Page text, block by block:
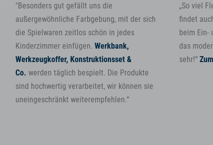
"Besonders gut gefällt uns die
außergewöhnliche Farbgebung, mit der sich
die Spielwaren zeitlos schön in jedes
Kinderzimmer einfügen. Werkbank,
Werkzeugkoffer, Konstruktionsset &
Co. werden täglich bespielt. Die Produkte
sind hochwertig verarbeitet, wir können sie
uneingeschränkt weiterempfehlen.“
„So viel
findet
beim Ein-
das
sehr!“